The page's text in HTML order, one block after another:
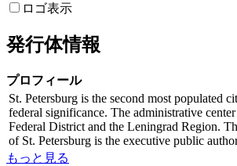
ロゴ表示
発行体情報
プロフィール
St. Petersburg is the second most populated
federal significance. The administrative
Federal District and the Leningrad Region.
of St. Petersburg is the executive public
もっと見る